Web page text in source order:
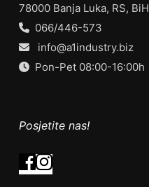
78000 Banja Luka, RS, BiH
066/446-573
info@a1industry.biz
Pon-Pet 08:00-16:00h
Posjetite nas!